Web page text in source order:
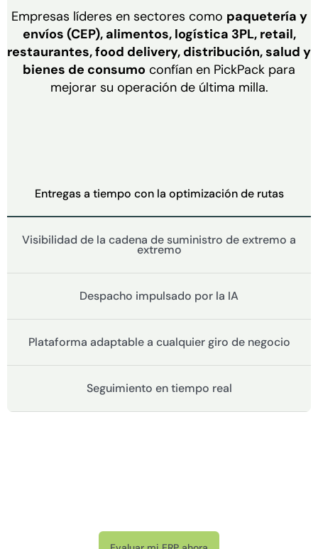
Empresas líderes en sectores como paquetería y
envíos (CEP), alimentos, logística 3PL, retail,
restaurantes, food delivery, distribución, salud y
bienes de consumo confían en PickPack para
mejorar su operación de última milla.
Entregas a tiempo con la optimización de rutas
Visibilidad de la cadena de suministro de extremo a
extremo
Despacho impulsado por la IA
Plataforma adaptable a cualquier giro de negocio
Seguimiento en tiempo real